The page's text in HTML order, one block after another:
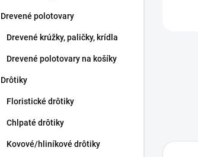
Drevené polotovary
Drevené krúžky, paličky, krídla
Drevené polotovary na košíky
Drôtiky
Floristické drôtiky
Chlpaté drôtiky
Kovové/hliníkové drôtiky